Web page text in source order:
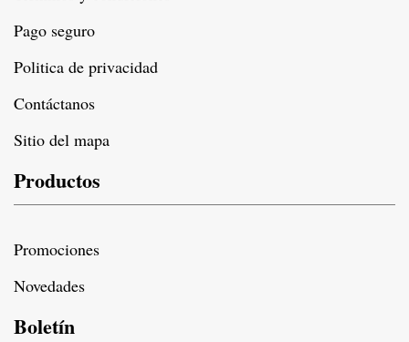
Pago seguro
Politica de privacidad
Contáctanos
Sitio del mapa
Productos
Promociones
Novedades
Boletín